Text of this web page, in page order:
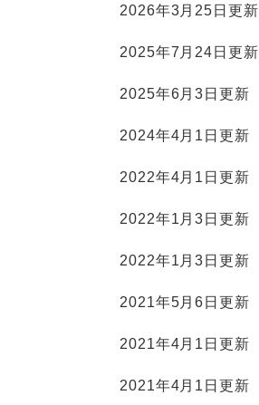
2026年3月25日更新
2025年7月24日更新
2025年6月3日更新
2024年4月1日更新
2022年4月1日更新
2022年1月3日更新
2022年1月3日更新
2021年5月6日更新
2021年4月1日更新
2021年4月1日更新